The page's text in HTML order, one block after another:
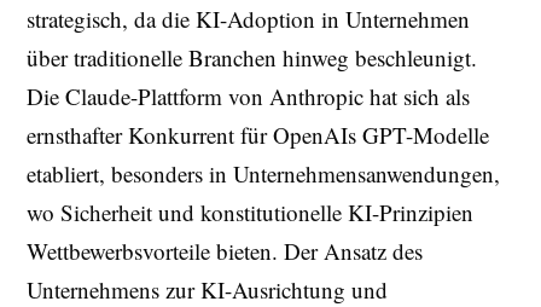
strategisch, da die KI-Adoption in Unternehmen
über traditionelle Branchen hinweg beschleunigt.
Die Claude-Plattform von Anthropic hat sich als
ernsthafter Konkurrent für OpenAIs GPT-Modelle
etabliert, besonders in Unternehmensanwendungen,
wo Sicherheit und konstitutionelle KI-Prinzipien
Wettbewerbsvorteile bieten. Der Ansatz des
Unternehmens zur KI-Ausrichtung und